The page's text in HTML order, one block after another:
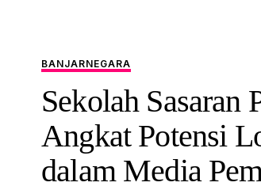
BANJARNEGARA
Sekolah Sasaran
Angkat Potensi
dalam Media